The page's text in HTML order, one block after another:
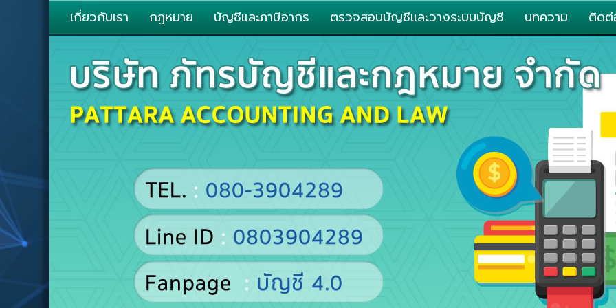
เกี่ยวกับเรา กฎหมาย บัญชีและภาษีอากร ตรวจสอบบัญชีและวางระบบบัญชี บทความ ติดต่